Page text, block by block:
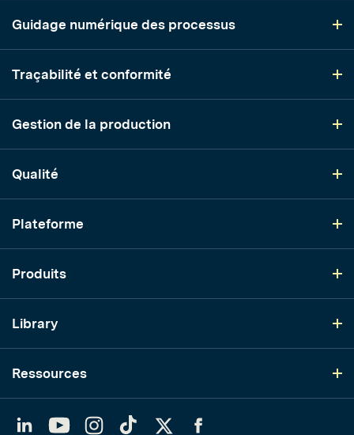
Guidage numérique des processus
Traçabilité et conformité
Gestion de la production
Qualité
Plateforme
Produits
Library
Ressources
YouTubeInstagram
TikTok